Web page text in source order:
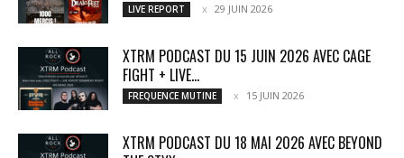
LIVE REPORT 29 JUIN 2026
XTRM PODCAST DU 15 JUIN 2026 AVEC CAGE
FIGHT + LIVE...
FREQUENCE MUTINE 15 JUIN 2026
XTRM PODCAST DU 18 MAI 2026 AVEC BEYOND